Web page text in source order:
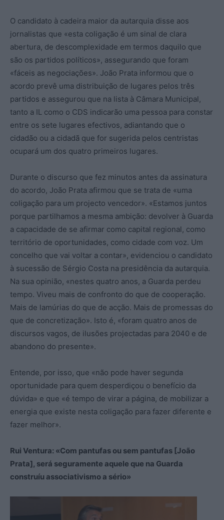
O candidato à cadeira maior da autarquia disse aos
jornalistas que «esta coligação é um sinal de clara
abertura, de descomplexidade em termos daquilo que
são os partidos políticos», assegurando que foram
«fáceis as negociações». João Prata informou que o
acordo prevê uma distribuição de lugares pelos três
partidos e assegurou que na lista à Câmara Municipal,
tanto a IL como o CDS indicarão uma pessoa para constar
entre os sete lugares efectivos, adiantando que o
cidadão ou a cidadã que for sugerida pelos centristas
ocupará um dos quatro primeiros lugares.
Durante o discurso que fez minutos antes da assinatura
do acordo, João Prata afirmou que se trata de «uma
coligação para um projecto vencedor». «Estamos juntos
porque partilhamos a mesma ambição: devolver à Guarda
a capacidade de se afirmar como capital regional, como
território de oportunidades, como cidade com voz. Um
concelho que vai voltar a contar», evidenciou o candidato
à sucessão de Sérgio Costa na presidência da autarquia.
Na sua opinião, «nestes quatro anos, a Guarda perdeu
tempo. Viveu mais de confronto do que de cooperação.
Mais de lamúrias do que de acção. Mais de promessas do
que de concretização». Isto é, «foram quatro anos de
discursos vagos, de ilusões projectadas para 2040 e de
abandono do presente».
Entende, por isso, que «não pode haver segunda
oportunidade para quem desperdiçou o benefício da
dúvida» e que «é tempo de virar a página, de mobilizar a
energia que existe nesta coligação para fazer diferente e
fazer melhor».
Rui Ventura: «Com pantufas ou sem pantufas [João
Prata], será seguramente aquele que na Guarda
construíu associativismo a sério»